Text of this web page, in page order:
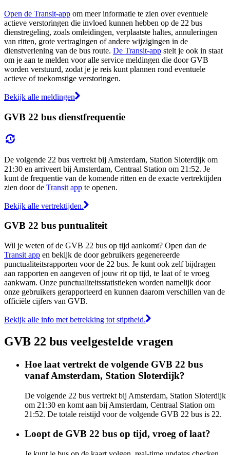
Open de Transit-app om meer informatie te zien over eventuele
actieve verstoringen die invloed kunnen hebben op de 22 bus
dienstregeling, zoals omleidingen, verplaatste haltes, annuleringen
van ritten, grote vertragingen of andere wijzigingen in de
dienstverlening van de bus route. De Transit-app stelt je ook in staat
om je aan te melden voor alle service meldingen die door GVB
worden verstuurd, zodat je je reis kunt plannen rond eventuele
actieve of toekomstige verstoringen.
Bekijk alle meldingen
GVB 22 bus dienstfrequentie
De volgende 22 bus vertrekt bij Amsterdam, Station Sloterdijk om
21:30 en arriveert bij Amsterdam, Centraal Station om 21:52. Je
kunt de frequentie van de komende ritten en de exacte vertrektijden
zien door de Transit app te openen.
Bekijk alle vertrektijden.
GVB 22 bus puntualiteit
Wil je weten of de GVB 22 bus op tijd aankomt? Open dan de
Transit app en bekijk de door gebruikers gegenereerde
punctualiteitsrapporten voor de 22 bus. Je kunt ook zelf bijdragen
aan rapporten en aangeven of jouw rit op tijd, te laat of te vroeg
aankwam. Onze punctualiteitsstatistieken worden namelijk door
onze gebruikers gerapporteerd en kunnen daarom verschillen van de
officiële cijfers van GVB.
Bekijk alle info met betrekking tot stiptheid.
GVB 22 bus veelgestelde vragen
Hoe laat vertrekt de volgende GVB 22 bus
vanaf Amsterdam, Station Sloterdijk?
De volgende 22 bus vertrekt bij Amsterdam, Station Sloterdijk
om 21:30 en komt aan bij Amsterdam, Centraal Station om
21:52. De totale reistijd voor de volgende GVB 22 bus is 22.
Loopt de GVB 22 bus op tijd, vroeg of laat?